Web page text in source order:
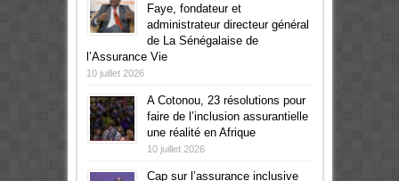
Faye, fondateur et
administrateur directeur général
de La Sénégalaise de
l’Assurance Vie
10 juillet 2026
A Cotonou, 23 résolutions pour
faire de l’inclusion assurantielle
une réalité en Afrique
10 juillet 2026
Cap sur l’assurance inclusive